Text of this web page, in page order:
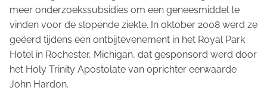
meer onderzoekssubsidies om een geneesmiddel te
vinden voor de slopende ziekte. In oktober 2008 werd ze
geëerd tijdens een ontbijtevenement in het Royal Park
Hotel in Rochester, Michigan, dat gesponsord werd door
het Holy Trinity Apostolate van oprichter eerwaarde
John Hardon.